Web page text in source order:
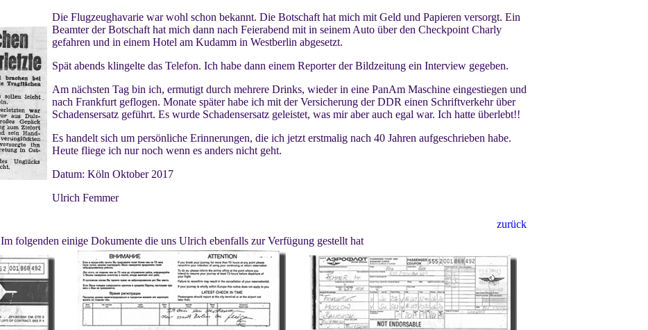
Die Flugzeughavarie war wohl schon bekannt. Die Botschaft hat mich mit Geld und Papieren versorgt. Ein
Beamter der Botschaft hat mich dann nach Feierabend mit in seinem Auto über den Checkpoint Charly
gefahren und in einem Hotel am Kudamm in Westberlin abgesetzt.
Spät abends klingelte das Telefon. Ich habe dann einem Reporter der Bildzeitung ein Interview gegeben.
Am nächsten Tag bin ich, ermutigt durch mehrere Drinks, wieder in eine PanAm Maschine eingestiegen und
nach Frankfurt geflogen. Monate später habe ich mit der Versicherung der DDR einen Schriftverkehr über
Schadensersatz geführt. Es wurde Schadensersatz geleistet, was mir aber auch egal war. Ich hatte überlebt!!
Es handelt sich um persönliche Erinnerungen, die ich jetzt erstmalig nach 40 Jahren aufgeschrieben habe.
Heute fliege ich nur noch wenn es anders nicht geht.
Datum: Köln Oktober 2017
Ulrich Femmer
zurück
Im folgenden einige Dokumente die uns Ulrich ebenfalls zur Verfügung gestellt hat